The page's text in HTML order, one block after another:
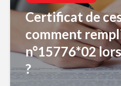
Certificat de
comment
n°15776*02
?